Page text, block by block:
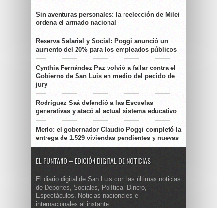
Sin aventuras personales: la reelección de Milei
ordena el armado nacional
Reserva Salarial y Social: Poggi anunció un
aumento del 20% para los empleados públicos
Cynthia Fernández Paz volvió a fallar contra el
Gobierno de San Luis en medio del pedido de
jury
Rodríguez Saá defendió a las Escuelas
generativas y atacó al actual sistema educativo
Merlo: el gobernador Claudio Poggi completó la
entrega de 1.529 viviendas pendientes y nuevas
EL PUNTANO – EDICIÓN DIGITAL DE NOTICIAS
El diario digital de San Luis con las últimas noticias
de Deportes, Sociales, Política, Dinero,
Espectáculos. Noticias nacionales e
internacionales al instante.